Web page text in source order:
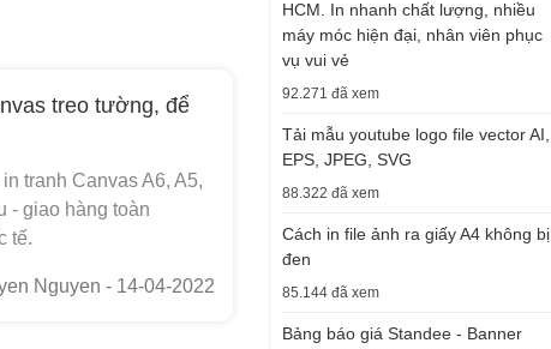
treo tường, để
tranh Canvas A6, A5,
- giao hàng toàn
tế.
Nguyen - 14-04-2022
HCM. In nhanh chất lượng, nhiều
máy móc hiện đại, nhân viên phục
vụ vui vẻ
92.271 đã xem
Tải mẫu youtube logo file vector AI,
EPS, JPEG, SVG
88.322 đã xem
Cách in file ảnh ra giấy A4 không bị
đen
85.144 đã xem
Bảng báo giá Standee - Banner